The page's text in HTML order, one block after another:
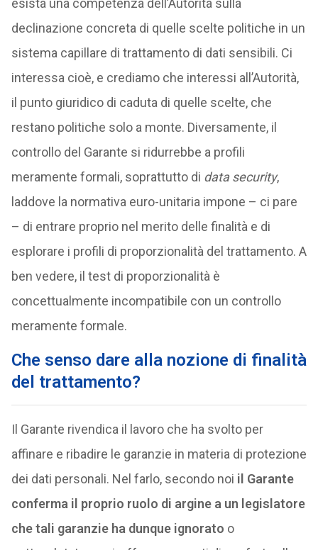
esista una competenza dell’Autorità sulla
declinazione concreta di quelle scelte politiche in un
sistema capillare di trattamento di dati sensibili. Ci
interessa cioè, e crediamo che interessi all’Autorità,
il punto giuridico di caduta di quelle scelte, che
restano politiche solo a monte. Diversamente, il
controllo del Garante si ridurrebbe a profili
meramente formali, soprattutto di data security,
laddove la normativa euro-unitaria impone – ci pare
– di entrare proprio nel merito delle finalità e di
esplorare i profili di proporzionalità del trattamento. A
ben vedere, il test di proporzionalità è
concettualmente incompatibile con un controllo
meramente formale.
Che senso dare alla nozione di finalità
del trattamento?
Il Garante rivendica il lavoro che ha svolto per
affinare e ribadire le garanzie in materia di protezione
dei dati personali. Nel farlo, secondo noi il Garante
conferma il proprio ruolo di argine a un legislatore
che tali garanzie ha dunque ignorato o